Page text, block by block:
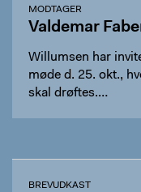
MODTAGER
Valdemar
Willumsen har
møde d. 25. okt.,
skal drøftes.…
BREVUDKAST